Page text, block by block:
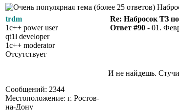
trdm
1c++ power user
qt1l developer
1c++ moderator
Отсутствует
Сообщений: 2344
Местоположение: г. Ростов-
на-Дону
Re: Набросок ТЗ
Ответ #90 - 01.
И не найдешь.